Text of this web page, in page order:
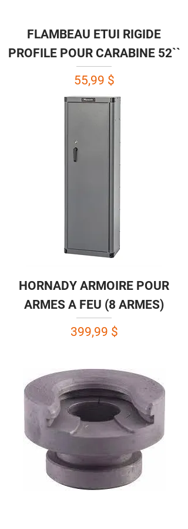
FLAMBEAU ETUI RIGIDE
PROFILE POUR CARABINE 52``
Prix
55,99 $
HORNADY ARMOIRE POUR
ARMES A FEU (8 ARMES)
Prix
399,99 $